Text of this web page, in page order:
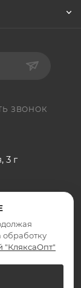
ЗВОНОК
3 г
обработку
"КляксаОпт"